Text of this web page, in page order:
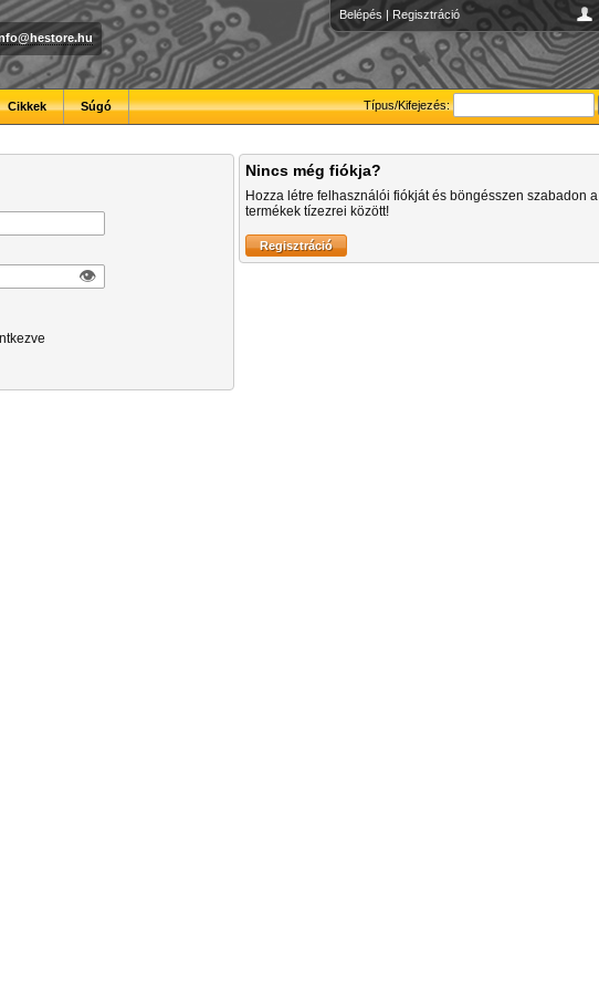
Belépés | Regisztráció
Típus/Kifejezés:
Cikkek Súgó
👁︎
Nincs még fiókja?
Hozza létre felhasználói fiókját és böngésszen szabadon a
termékek tízezrei között!